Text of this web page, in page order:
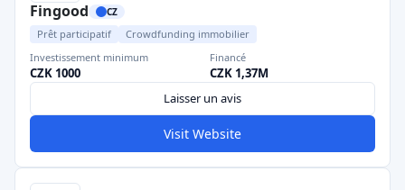
Fingood CZ
Prêt participatif
Crowdfunding immobilier
Investissement minimum
CZK 1000
Financé
CZK 1,37M
Laisser un avis
Visit Website